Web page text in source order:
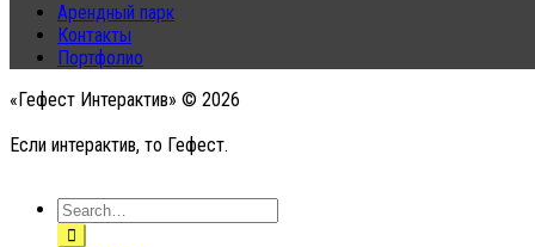
Арендный парк
Контакты
Портфолио
«Гефест Интерактив» © 2026
Если интерактив, то Гефест.